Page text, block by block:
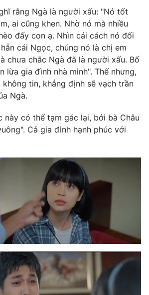
rằng Ngà là người xấu: "Nó tốt
ai cũng khen. Nhờ nó mà nhiều
đấy con ạ. Nhìn cái cách nó đối
cái Ngọc, chúng nó là chị em
chưa chắc Ngà đã là người xấu. Bố
lừa gia đình nhà mình". Thế nhưng,
tin, khẳng định sẽ vạch trần
Ngà.
này có thể tạm gác lại, bởi bà Châu
Cả gia đình hạnh phúc với